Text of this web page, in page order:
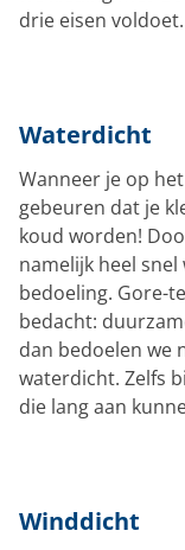
drie eisen voldoet.
Waterdicht
Wanneer je op
gebeuren dat je
koud worden!
namelijk heel
bedoeling. Gore-
bedacht:
dan bedoelen we
waterdicht. Zelfs
die lang aan
Winddicht